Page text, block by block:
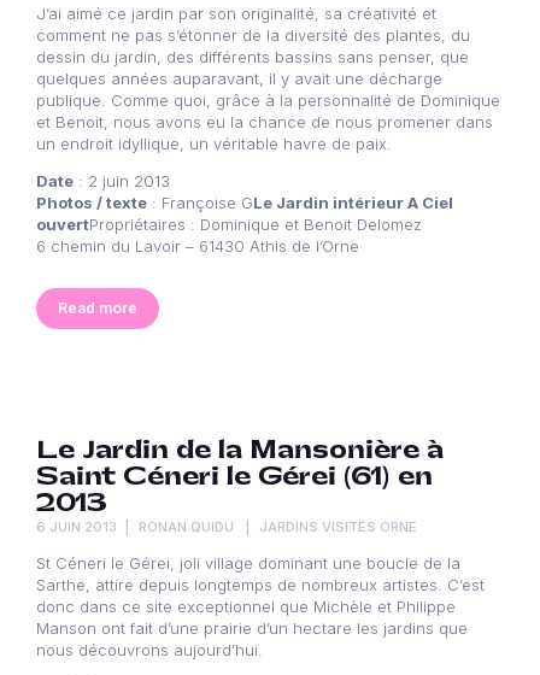
J’ai aimé ce jardin par son originalité, sa créativité et
comment ne pas s’étonner de la diversité des plantes, du
dessin du jardin, des différents bassins sans penser, que
quelques années auparavant, il y avait une décharge
publique. Comme quoi, grâce à la personnalité de Dominique
et Benoit, nous avons eu la chance de nous promener dans
un endroit idyllique, un véritable havre de paix.
Date : 2 juin 2013
Photos / texte : Françoise GLe Jardin intérieur A Ciel
ouvertPropriétaires : Dominique et Benoit Delomez
6 chemin du Lavoir – 61430 Athis de l’Orne
Read more
Le Jardin de la Mansonière à
Saint Céneri le Gérei (61) en
2013
6 JUIN 2013 RONAN QUIDU JARDINS VISITÉS ORNE
St Céneri le Gérei, joli village dominant une boucle de la
Sarthe, attire depuis longtemps de nombreux artistes. C’est
donc dans ce site exceptionnel que Michèle et Philippe
Manson ont fait d’une prairie d’un hectare les jardins que
nous découvrons aujourd’hui.